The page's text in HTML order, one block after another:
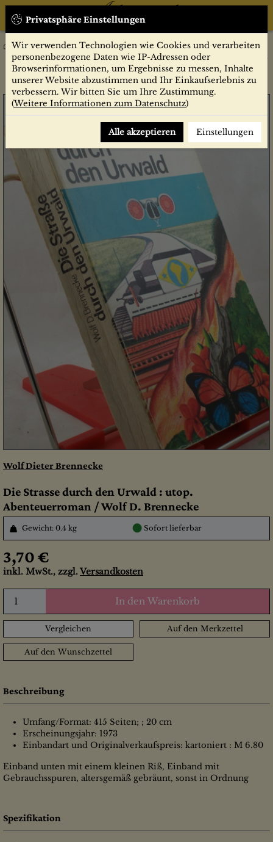
Privatsphäre Einstellungen
Wir verwenden Technologien wie Cookies und verarbeiten
personenbezogene Daten wie IP-Adressen oder
Browserinformationen, um Ergebnisse zu messen, Inhalte
unserer Website abzustimmen und Ihr Einkaufserlebnis zu
verbessern. Wir bitten Sie um Ihre Zustimmung.
(Weitere Informationen zum Datenschutz)
Alle akzeptieren Einstellungen
Belletristik SF/Fantasy Bücher
Die Strasse durch den Urwald : utop. Abenteuerroman / Wolf D.
Brennecke
Wolf Dieter Brennecke
Die Strasse durch den Urwald : utop.
Abenteuerroman / Wolf D. Brennecke
Gewicht: 0.4 kg ● Sofort lieferbar
3,70 €
inkl. MwSt., zzgl. Versandkosten
In den Warenkorb
Vergleichen Auf den Merkzettel
Auf den Wunschzettel
Beschreibung
Umfang/Format: 415 Seiten; ; 20 cm
Erscheinungsjahr: 1973
Einbandart und Originalverkaufspreis: kartoniert : M 6.80
Einband unten mit einem kleinen Riß, Einband mit
Gebrauchsspuren, altersgemäß gebräunt, sonst in Ordnung
Spezifikation